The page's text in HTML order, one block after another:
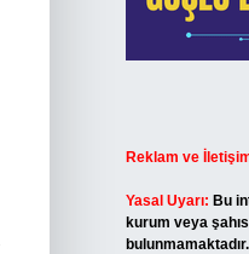
Reklam ve
Yasal Uyarı: Bu
kurum veya